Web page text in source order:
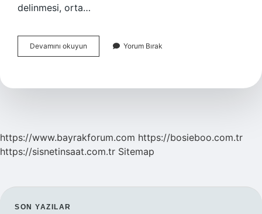
delinmesi, orta…
Devamını okuyun
Çınlaması
Mu
Yorum Bırak
https://www.bayrakforum.com https://bosieboo.com.tr
https://sisnetinsaat.com.tr Sitemap
SON YAZILAR